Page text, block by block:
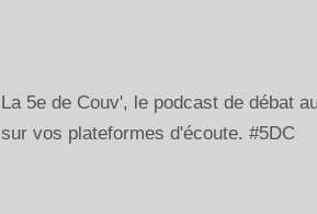
La 5e de Couv', le podcast de débat
sur vos plateformes d'écoute. #5DC